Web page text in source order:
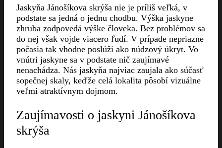
Jaskyňa Jánošíkova skrýša nie je príliš veľká, v
podstate sa jedná o jednu chodbu. Výška jaskyne
zhruba zodpovedá výške človeka. Bez problémov sa
do nej však vojde viacero ľudí. V prípade nepriazne
počasia tak vhodne poslúži ako núdzový úkryt. Vo
vnútri jaskyne sa v podstate nič zaujímavé
nenachádza. Nás jaskyňa najviac zaujala ako súčasť
sopečnej skaly, keďže celá lokalita pôsobí vizuálne
veľmi atraktívnym dojmom.
Zaujímavosti o jaskyni Jánošíkova
skrýša